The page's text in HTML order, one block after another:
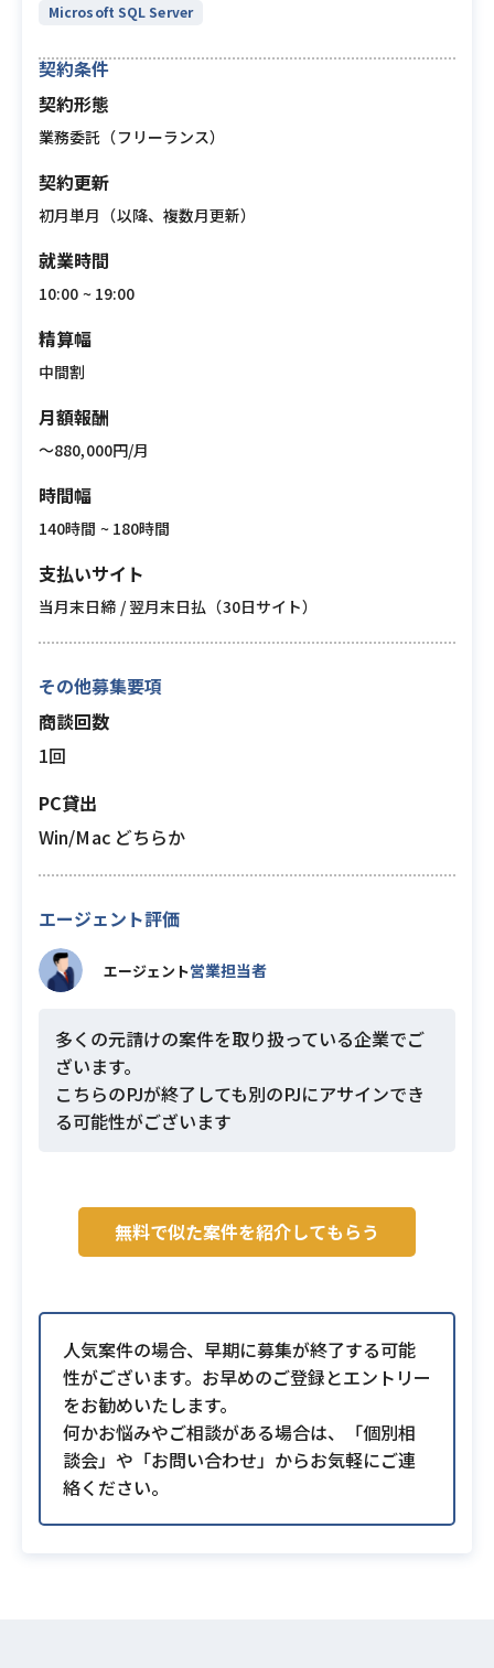
Microsoft SQL Server
契約条件
契約形態
業務委託（フリーランス）
契約更新
初月単月（以降、複数月更新）
就業時間
10:00 ~ 19:00
精算幅
中間割
月額報酬
〜880,000円/月
時間幅
140時間 ~ 180時間
支払いサイト
当月末日締 / 翌月末日払（30日サイト）
その他募集要項
商談回数
1回
PC貸出
Win/Mac どちらか
エージェント評価
エージェント営業担当者
多くの元請けの案件を取り扱っている企業でご
ざいます。
こちらのPJが終了しても別のPJにアサインでき
る可能性がございます
無料で似た案件を紹介してもらう
人気案件の場合、早期に募集が終了する可能
性がございます。お早めのご登録とエントリー
をお勧めいたします。
何かお悩みやご相談がある場合は、「個別相
談会」や「お問い合わせ」からお気軽にご連
絡ください。